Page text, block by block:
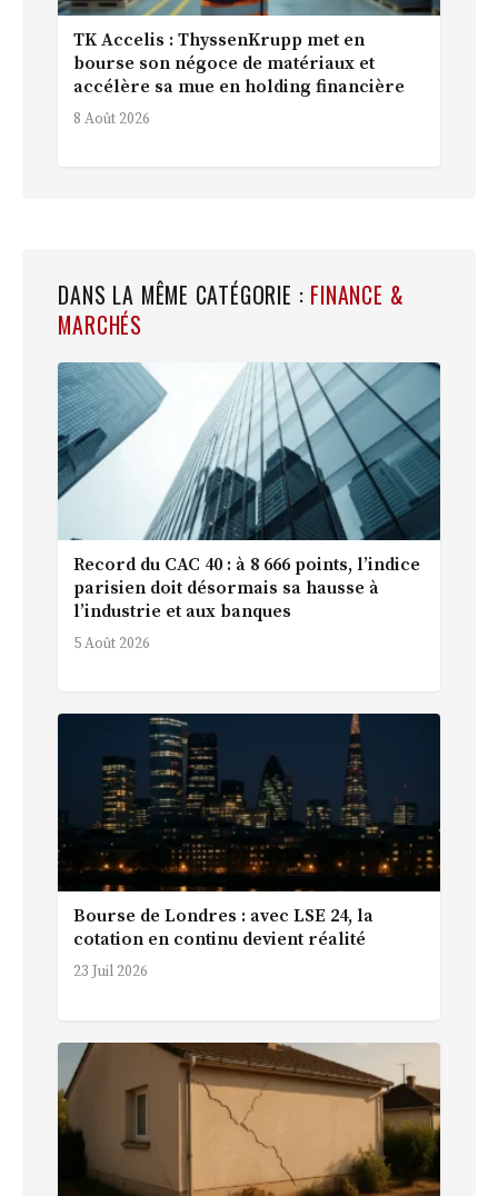
TK Accelis : ThyssenKrupp met en
bourse son négoce de matériaux et
accélère sa mue en holding financière
8 Août 2026
DANS LA MÊME CATÉGORIE : FINANCE &
MARCHÉS
Record du CAC 40 : à 8 666 points, l’indice
parisien doit désormais sa hausse à
l’industrie et aux banques
5 Août 2026
Bourse de Londres : avec LSE 24, la
cotation en continu devient réalité
23 Juil 2026